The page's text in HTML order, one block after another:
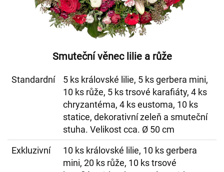
Smuteční věnec lilie a růže
Standardní
5 ks královské lilie, 5 ks gerbera mini,
10 ks růže, 5 ks trsové karafiáty, 4 ks
chryzantéma, 4 ks eustoma, 10 ks
statice, dekorativní zeleň a smuteční
stuha. Velikost cca. Ø 50 cm
Exkluzivní
10 ks královské lilie, 10 ks gerbera
mini, 20 ks růže, 10 ks trsové